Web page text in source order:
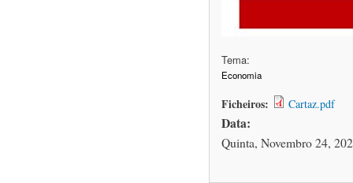
Tema:
Economia
Ficheiros: Cartaz.pdf
Data:
Quinta, Novembro 24,